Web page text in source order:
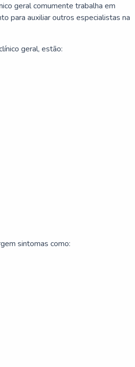
geral comumente trabalha em
para auxiliar outros especialistas na
geral, estão:
sintomas como: